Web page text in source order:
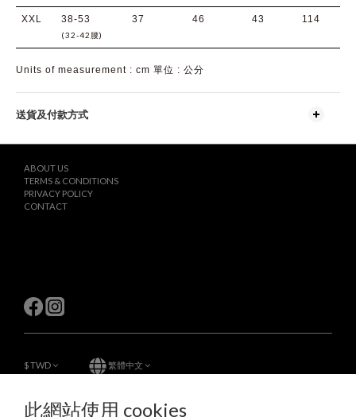
此網站使用 cookies
XXL 38-53
(32-42腰)
37 46 43 114
Units of measurement : cm 單位 : 公分
送貨及付款方式
ABOUT US
TERMS & CONDITIONS
PRIVACY POLICY
CONTACT
$TWD 繁體中文